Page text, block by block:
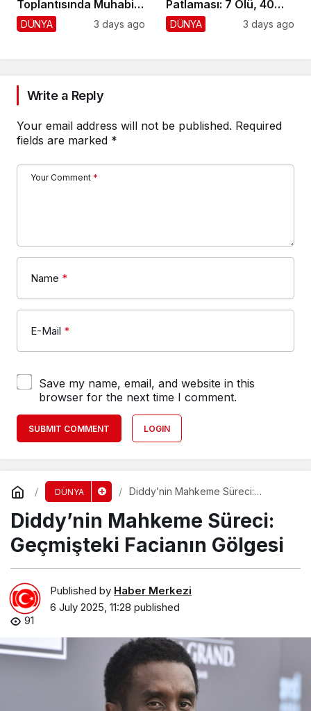
Toplantısında Muhabiri
Fena Yerden Aldı
DÜNYA 3 days ago
Patlaması: 7 Ölü, 40
Yaralı
DÜNYA 3 days ago
Write a Reply
Your email address will not be published. Required
fields are marked *
Your Comment *
Name *
E-Mail *
Save my name, email, and website in this
browser for the next time I comment.
SUBMIT COMMENT LOGIN
DÜNYA
Diddy’nin Mahkeme Süreci:
Diddy’nin Mahkeme Süreci:
Geçmişteki Facianın Gölgesi
Published by Haber Merkezi
6 July 2025, 11:28 published
91